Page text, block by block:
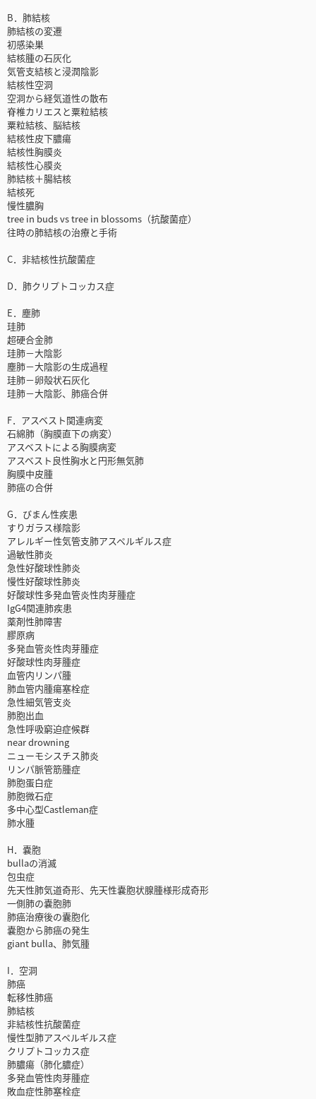
B．肺結核
肺結核の変遷
初感染巣
結核腫の石灰化
気管支結核と浸潤陰影
結核性空洞
空洞から経気道性の散布
脊椎カリエスと粟粒結核
粟粒結核、脳結核
結核性皮下膿瘍
結核性胸膜炎
結核性心膜炎
肺結核＋腸結核
結核死
慢性膿胸
tree in buds vs tree in blossoms（抗酸菌症）
往時の肺結核の治療と手術
C．非結核性抗酸菌症
D．肺クリプトコッカス症
E．塵肺
珪肺
超硬合金肺
珪肺－大陰影
塵肺－大陰影の生成過程
珪肺－卵殻状石灰化
珪肺－大陰影、肺癌合併
F．アスベスト関連病変
石綿肺（胸膜直下の病変）
アスベストによる胸膜病変
アスベスト良性胸水と円形無気肺
胸膜中皮腫
肺癌の合併
G．びまん性疾患
すりガラス様陰影
アレルギー性気管支肺アスペルギルス症
過敏性肺炎
急性好酸球性肺炎
慢性好酸球性肺炎
好酸球性多発血管炎性肉芽腫症
IgG4関連肺疾患
薬剤性肺障害
膠原病
多発血管炎性肉芽腫症
好酸球性肉芽腫症
血管内リンパ腫
肺血管内腫瘍塞栓症
急性細気管支炎
肺胞出血
急性呼吸窮迫症候群
near drowning
ニューモシスチス肺炎
リンパ脈管筋腫症
肺胞蛋白症
肺胞微石症
多中心型Castleman症
肺水腫
H．嚢胞
bullaの消滅
包虫症
先天性肺気道奇形、先天性嚢胞状腺腫様形成奇形
一側肺の嚢胞肺
肺癌治療後の囊胞化
嚢胞から肺癌の発生
giant bulla、肺気腫
I．空洞
肺癌
転移性肺癌
肺結核
非結核性抗酸菌症
慢性型肺アスペルギルス症
クリプトコッカス症
肺膿瘍（肺化膿症）
多発血管性肉芽腫症
敗血症性肺塞栓症